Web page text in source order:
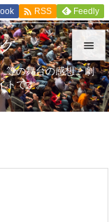


メニュ

 RSS Feedly
等の舞台の感想、劇
トです。